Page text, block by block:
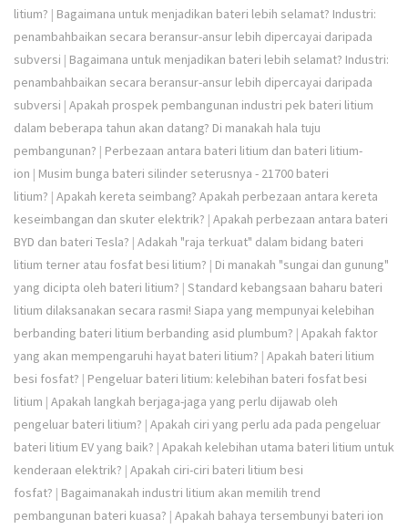
litium? | Bagaimana untuk menjadikan bateri lebih selamat? Industri:
penambahbaikan secara beransur-ansur lebih dipercayai daripada
subversi | Bagaimana untuk menjadikan bateri lebih selamat? Industri:
penambahbaikan secara beransur-ansur lebih dipercayai daripada
subversi | Apakah prospek pembangunan industri pek bateri litium
dalam beberapa tahun akan datang? Di manakah hala tuju
pembangunan? | Perbezaan antara bateri litium dan bateri litium-
ion | Musim bunga bateri silinder seterusnya - 21700 bateri
litium? | Apakah kereta seimbang? Apakah perbezaan antara kereta
keseimbangan dan skuter elektrik? | Apakah perbezaan antara bateri
BYD dan bateri Tesla? | Adakah "raja terkuat" dalam bidang bateri
litium terner atau fosfat besi litium? | Di manakah "sungai dan gunung"
yang dicipta oleh bateri litium? | Standard kebangsaan baharu bateri
litium dilaksanakan secara rasmi! Siapa yang mempunyai kelebihan
berbanding bateri litium berbanding asid plumbum? | Apakah faktor
yang akan mempengaruhi hayat bateri litium? | Apakah bateri litium
besi fosfat? | Pengeluar bateri litium: kelebihan bateri fosfat besi
litium | Apakah langkah berjaga-jaga yang perlu dijawab oleh
pengeluar bateri litium? | Apakah ciri yang perlu ada pada pengeluar
bateri litium EV yang baik? | Apakah kelebihan utama bateri litium untuk
kenderaan elektrik? | Apakah ciri-ciri bateri litium besi
fosfat? | Bagaimanakah industri litium akan memilih trend
pembangunan bateri kuasa? | Apakah bahaya tersembunyi bateri ion